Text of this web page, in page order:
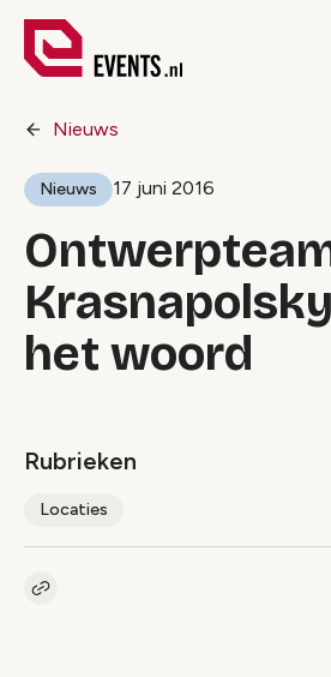
Nieuws
Nieuws 17 juni 2016
het woord
Rubrieken
Locaties
Kopieer link naar artikel